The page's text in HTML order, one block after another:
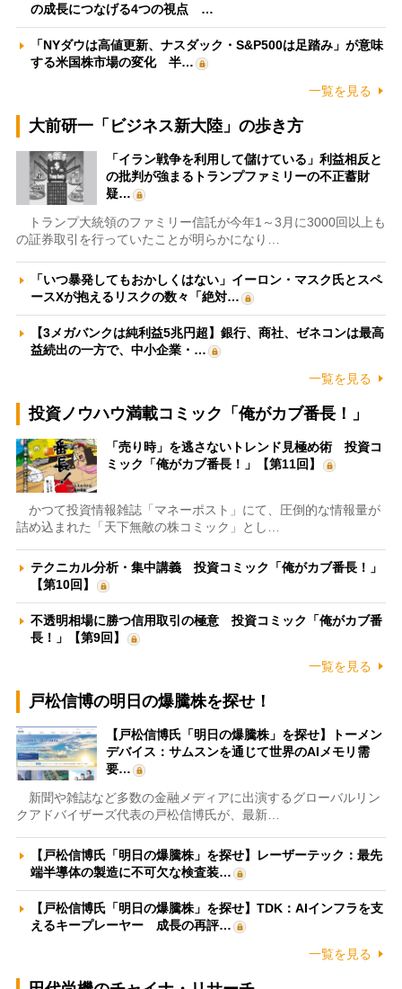
の成長につなげる4つの視点 …
「NYダウは高値更新、ナスダック・S&P500は足踏み」が意味
する米国株市場の変化 半…
一覧を見る
大前研一「ビジネス新大陸」の歩き方
「イラン戦争を利用して儲けている」利益相反と
の批判が強まるトランプファミリーの不正蓄財
疑…
トランプ大統領のファミリー信託が今年1～3月に3000回以上も
の証券取引を行っていたことが明らかになり…
「いつ暴発してもおかしくはない」イーロン・マスク氏とスペ
ースXが抱えるリスクの数々「絶対…
【3メガバンクは純利益5兆円超】銀行、商社、ゼネコンは最高
益続出の一方で、中小企業・…
一覧を見る
投資ノウハウ満載コミック「俺がカブ番長！」
「売り時」を逃さないトレンド見極め術 投資コ
ミック「俺がカブ番長！」【第11回】
かつて投資情報雑誌「マネーポスト」にて、圧倒的な情報量が
詰め込まれた「天下無敵の株コミック」とし…
テクニカル分析・集中講義 投資コミック「俺がカブ番長！」
【第10回】
不透明相場に勝つ信用取引の極意 投資コミック「俺がカブ番
長！」【第9回】
一覧を見る
戸松信博の明日の爆騰株を探せ！
【戸松信博氏「明日の爆騰株」を探せ】トーメン
デバイス：サムスンを通じて世界のAIメモリ需
要…
新聞や雑誌など多数の金融メディアに出演するグローバルリン
クアドバイザーズ代表の戸松信博氏が、最新…
【戸松信博氏「明日の爆騰株」を探せ】レーザーテック：最先
端半導体の製造に不可欠な検査装…
【戸松信博氏「明日の爆騰株」を探せ】TDK：AIインフラを支
えるキープレーヤー 成長の再評…
一覧を見る